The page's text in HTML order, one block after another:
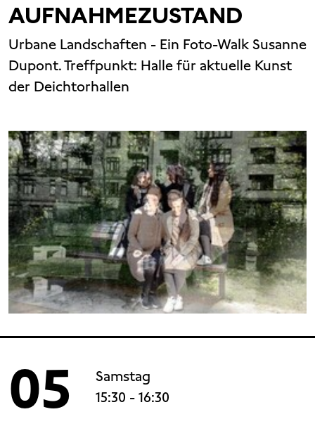
AUFNAHMEZUSTAND
Urbane Landschaften - Ein Foto-Walk Susanne
Dupont. Treffpunkt: Halle für aktuelle Kunst
der Deichtorhallen
05
Samstag
15:30 - 16:30